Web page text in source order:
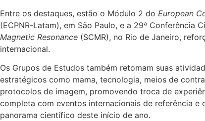
Entre os destaques, estão o Módulo 2 do European
(ECPNR-Latam), em São Paulo, e a 29ª Conferência
Magnetic Resonance (SCMR), no Rio de Janeiro,
internacional.
Os Grupos de Estudos também retomam suas
estratégicos como mama, tecnologia, meios de
protocolos de imagem, promovendo troca de
completa com eventos internacionais de referência e
panorama científico deste início de ano.